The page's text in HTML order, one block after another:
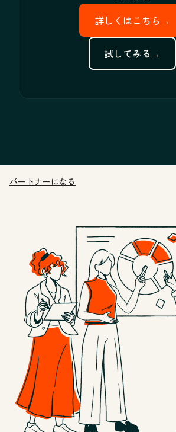
詳しくはこちら→
試してみる→
パートナーになる